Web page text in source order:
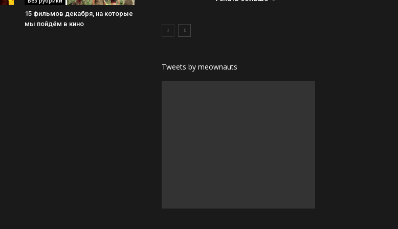
15 фильмов декабря, на которые
мы пойдём в кино
Tweets by meownauts